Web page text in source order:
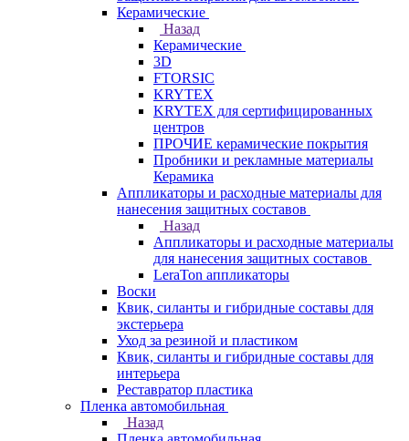
Керамические
Назад
Керамические
3D
FTORSIC
KRYTEX
KRYTEX для сертифицированных
центров
ПРОЧИЕ керамические покрытия
Пробники и рекламные материалы
Керамика
Аппликаторы и расходные материалы для
нанесения защитных составов
Назад
Аппликаторы и расходные материалы
для нанесения защитных составов
LeraTon аппликаторы
Воски
Квик, силанты и гибридные составы для
экстерьера
Уход за резиной и пластиком
Квик, силанты и гибридные составы для
интерьера
Реставратор пластика
Пленка автомобильная
Назад